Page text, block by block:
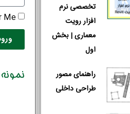
تخصصی نرم
افزار رویت
معماری | بخش
اول
راهنمای مصور
طراحی داخلی